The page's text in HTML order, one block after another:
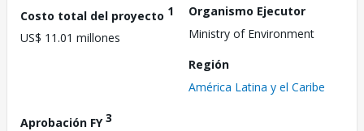
Costo total del proyecto 1
US$ 11.01 millones
Organismo Ejecutor
Ministry of Environment
Región
América Latina y el Caribe
Aprobación FY3